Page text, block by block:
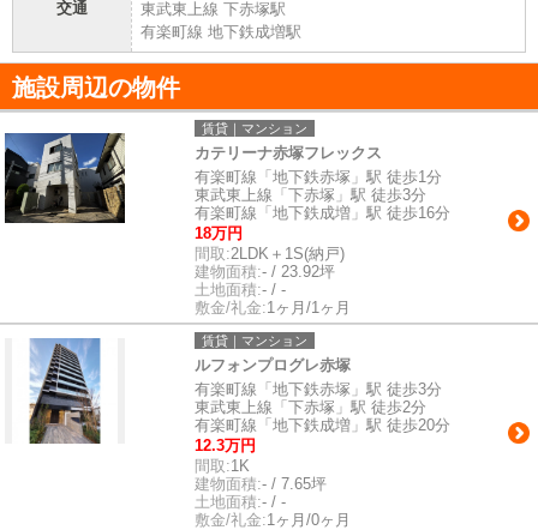
交通
東武東上線 下赤塚駅
有楽町線 地下鉄成増駅
施設周辺の物件
賃貸｜マンション
カテリーナ赤塚フレックス
有楽町線「地下鉄赤塚」駅 徒歩1分
東武東上線「下赤塚」駅 徒歩3分
有楽町線「地下鉄成増」駅 徒歩16分
18万円
間取:2LDK＋1S(納戸)
建物面積:- / 23.92坪
土地面積:- / -
敷金/礼金:1ヶ月/1ヶ月
賃貸｜マンション
ルフォンプログレ赤塚
有楽町線「地下鉄赤塚」駅 徒歩3分
東武東上線「下赤塚」駅 徒歩2分
有楽町線「地下鉄成増」駅 徒歩20分
12.3万円
間取:1K
建物面積:- / 7.65坪
土地面積:- / -
敷金/礼金:1ヶ月/0ヶ月